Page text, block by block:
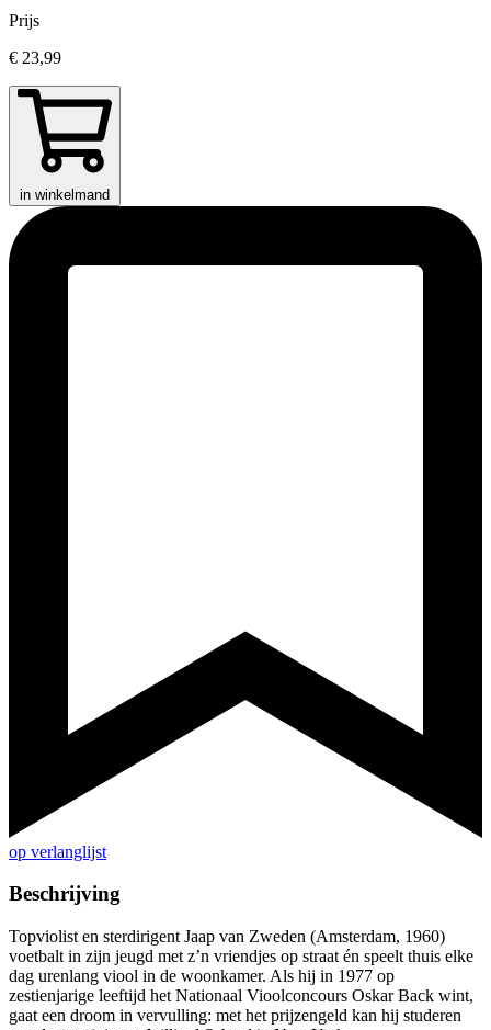
Prijs
€ 23,99
in winkelmand
op verlanglijst
Beschrijving
Topviolist en sterdirigent Jaap van Zweden (Amsterdam, 1960)
voetbalt in zijn jeugd met z’n vriendjes op straat én speelt thuis elke
dag urenlang viool in de woonkamer. Als hij in 1977 op
zestienjarige leeftijd het Nationaal Vioolconcours Oskar Back wint,
gaat een droom in vervulling: met het prijzengeld kan hij studeren